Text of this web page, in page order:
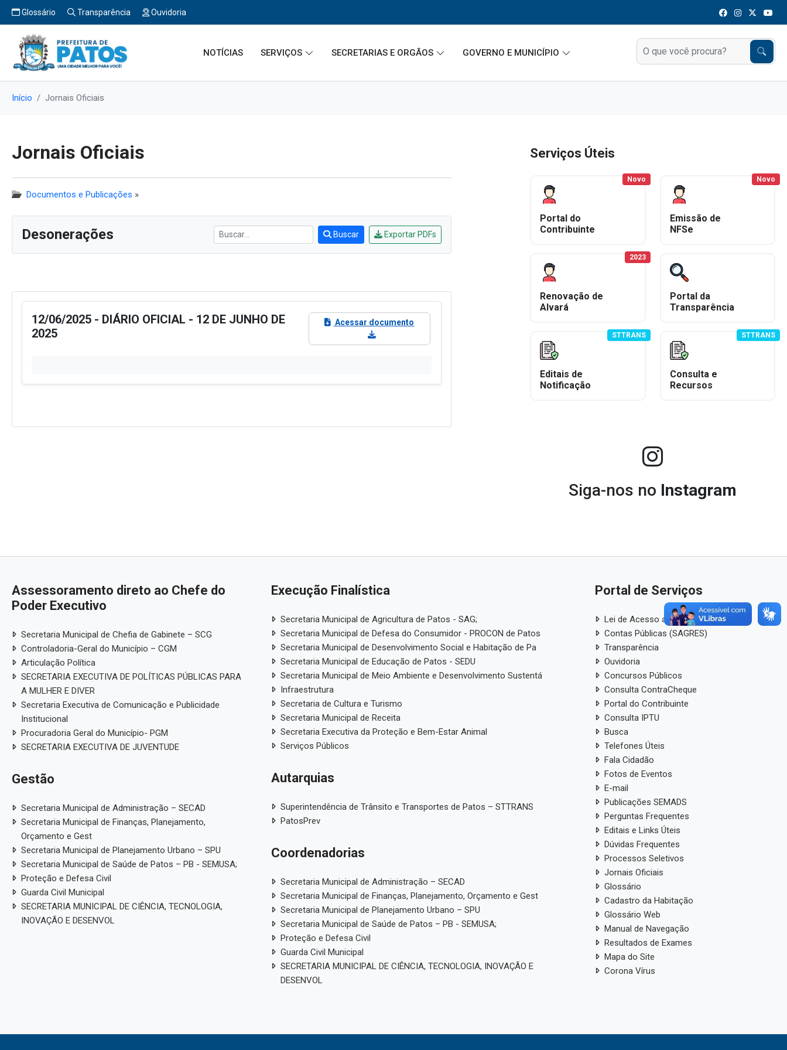
Glossário Transparência Ouvidoria
NOTÍCIAS SERVIÇOS SECRETARIAS E ORGÃOS GOVERNO E MUNICÍPIO
Início Jornais Oficiais
Jornais Oficiais
Documentos e Publicações »
Desonerações Buscar Exportar PDFs
12/06/2025 - DIÁRIO OFICIAL - 12 DE JUNHO DE
2025
Acessar documento
Serviços Úteis
Portal do
Contribuinte
Novo
Emissão de
NFSe
Novo
Renovação de
Alvará
2023
Portal da
Transparência
Editais de
Notificação
STTRANS
Consulta e
Recursos
STTRANS
Siga-nos no Instagram
Assessoramento direto ao Chefe do
Poder Executivo
Secretaria Municipal de Chefia de Gabinete – SCG
Controladoria-Geral do Município – CGM
Articulação Política
SECRETARIA EXECUTIVA DE POLÍTICAS PÚBLICAS PARA
A MULHER E DIVER
Secretaria Executiva de Comunicação e Publicidade
Institucional
Procuradoria Geral do Município- PGM
SECRETARIA EXECUTIVA DE JUVENTUDE
Gestão
Secretaria Municipal de Administração – SECAD
Secretaria Municipal de Finanças, Planejamento,
Orçamento e Gest
Secretaria Municipal de Planejamento Urbano – SPU
Secretaria Municipal de Saúde de Patos – PB - SEMUSA;
Proteção e Defesa Civil
Guarda Civil Municipal
SECRETARIA MUNICIPAL DE CIÊNCIA, TECNOLOGIA,
INOVAÇÃO E DESENVOL
Execução Finalística
Secretaria Municipal de Agricultura de Patos - SAG;
Secretaria Municipal de Defesa do Consumidor - PROCON de Patos
Secretaria Municipal de Desenvolvimento Social e Habitação de Pa
Secretaria Municipal de Educação de Patos - SEDU
Secretaria Municipal de Meio Ambiente e Desenvolvimento Sustentá
Infraestrutura
Secretaria de Cultura e Turismo
Secretaria Municipal de Receita
Secretaria Executiva da Proteção e Bem-Estar Animal
Serviços Públicos
Autarquias
Superintendência de Trânsito e Transportes de Patos – STTRANS
PatosPrev
Coordenadorias
Secretaria Municipal de Administração – SECAD
Secretaria Municipal de Finanças, Planejamento, Orçamento e Gest
Secretaria Municipal de Planejamento Urbano – SPU
Secretaria Municipal de Saúde de Patos – PB - SEMUSA;
Proteção e Defesa Civil
Guarda Civil Municipal
SECRETARIA MUNICIPAL DE CIÊNCIA, TECNOLOGIA, INOVAÇÃO E
DESENVOL
Portal de Serviços
Lei de Acesso a Informação
Contas Públicas (SAGRES)
Transparência
Ouvidoria
Concursos Públicos
Consulta ContraCheque
Portal do Contribuinte
Consulta IPTU
Busca
Telefones Úteis
Fala Cidadão
Fotos de Eventos
E-mail
Publicações SEMADS
Perguntas Frequentes
Editais e Links Úteis
Dúvidas Frequentes
Processos Seletivos
Jornais Oficiais
Glossário
Cadastro da Habitação
Glossário Web
Manual de Navegação
Resultados de Exames
Mapa do Site
Corona Vírus